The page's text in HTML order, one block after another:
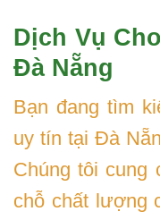
Dịch Vụ
Đà Nẵng
Bạn đang tìm
uy tín tại Đà
Chúng tôi cung
chỗ chất lượng